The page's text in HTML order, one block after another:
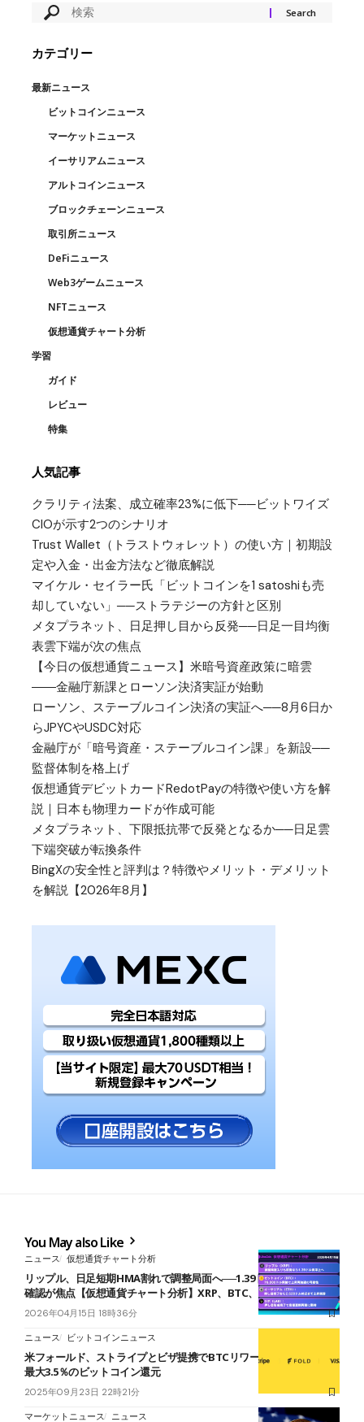
カテゴリー
最新ニュース
ビットコインニュース
マーケットニュース
イーサリアムニュース
アルトコインニュース
ブロックチェーンニュース
取引所ニュース
DeFiニュース
Web3ゲームニュース
NFTニュース
仮想通貨チャート分析
学習
ガイド
レビュー
特集
人気記事
クラリティ法案、成立確率23%に低下──ビットワイズ
CIOが示す2つのシナリオ
Trust Wallet（トラストウォレット）の使い方｜初期設
定や入金・出金方法など徹底解説
マイケル・セイラー氏「ビットコインを1 satoshiも売
却していない」──ストラテジーの方針と区別
メタプラネット、日足押し目から反発──日足一目均衡
表雲下端が次の焦点
【今日の仮想通貨ニュース】米暗号資産政策に暗雲
――金融庁新課とローソン決済実証が始動
ローソン、ステーブルコイン決済の実証へ──8月6日か
らJPYCやUSDC対応
金融庁が「暗号資産・ステーブルコイン課」を新設──
監督体制を格上げ
仮想通貨デビットカードRedotPayの特徴や使い方を解
説｜日本も物理カードが作成可能
メタプラネット、下限抵抗帯で反発となるか──日足雲
下端突破が転換条件
BingXの安全性と評判は？特徴やメリット・デメリット
を解説【2026年8月】
You May also Like
ニュース 仮想通貨チャート分析
リップル、日足短期HMA割れで調整局面へ──1.39ドル再浮上へ反発
確認が焦点【仮想通貨チャート分析】XRP、BTC、ETH、LAB
2026年04月15日 18時36分
ニュース ビットコインニュース
米フォールド、ストライプとビザ提携でBTCリワードカード発表──
最大3.5％のビットコイン還元
2025年09月23日 22時21分
マーケットニュース ニュース